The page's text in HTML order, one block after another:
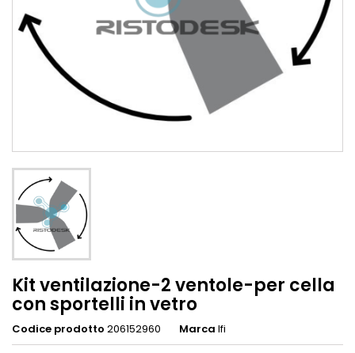
Kit ventilazione-2 ventole-per cella
con sportelli in vetro
Codice prodotto 206152960 Marca Ifi